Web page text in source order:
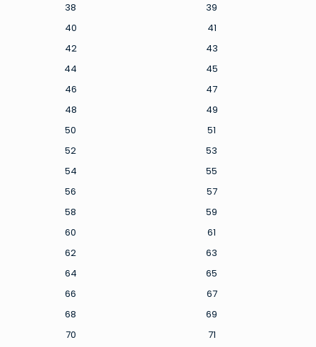
38
39
40
41
42
43
44
45
46
47
48
49
50
51
52
53
54
55
56
57
58
59
60
61
62
63
64
65
66
67
68
69
70
71